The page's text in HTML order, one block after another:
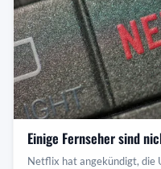
Einige Fernseher sind
Netflix hat angekündigt, die